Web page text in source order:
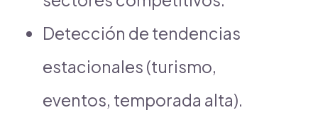
Detección de tendencias
estacionales (turismo,
eventos, temporada alta).